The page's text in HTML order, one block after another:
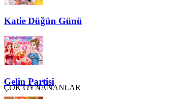
Katie Düğün Günü
Gelin Partisi
ÇOK OYNANANLAR